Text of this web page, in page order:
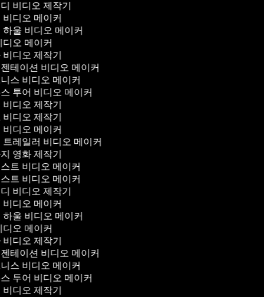
비디오 제작기
디오 메이커
울 비디오 메이커
오 메이커
디오 제작기
테이션 비디오 메이커
스 비디오 메이커
투어 비디오 메이커
디오 제작기
디오 제작기
디오 메이커
레일러 비디오 메이커
영화 제작기
트 비디오 메이커
트 비디오 메이커
비디오 제작기
디오 메이커
울 비디오 메이커
오 메이커
디오 제작기
테이션 비디오 메이커
스 비디오 메이커
투어 비디오 메이커
디오 제작기